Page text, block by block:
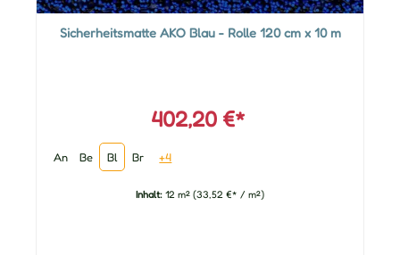
Sicherheitsmatte AKO Blau - Rolle 120 cm x 10 m
402,20 €*
An Be Bl Br +4
Inhalt: 12 m² (33,52 €* / m²)